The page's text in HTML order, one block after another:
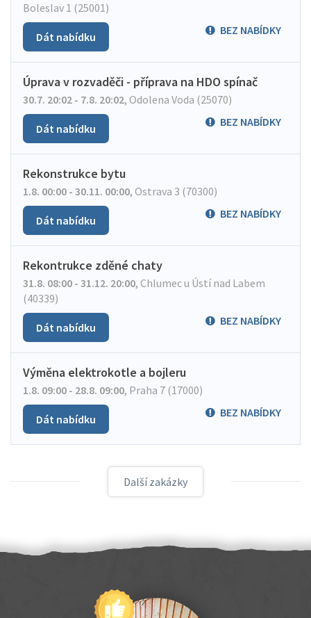
Boleslav 1 (25001)
BEZ NABÍDKY
Dát nabídku
Úprava v rozvaděči - příprava na HDO spínač
30.7. 20:02 - 7.8. 20:02, Odolena Voda (25070)
BEZ NABÍDKY
Dát nabídku
Rekonstrukce bytu
1.8. 00:00 - 30.11. 00:00, Ostrava 3 (70300)
BEZ NABÍDKY
Dát nabídku
Rekontrukce zděné chaty
31.8. 08:00 - 31.12. 20:00, Chlumec u Ústí nad Labem
(40339)
BEZ NABÍDKY
Dát nabídku
Výměna elektrokotle a bojleru
1.8. 09:00 - 28.8. 09:00, Praha 7 (17000)
BEZ NABÍDKY
Dát nabídku
Další zakázky